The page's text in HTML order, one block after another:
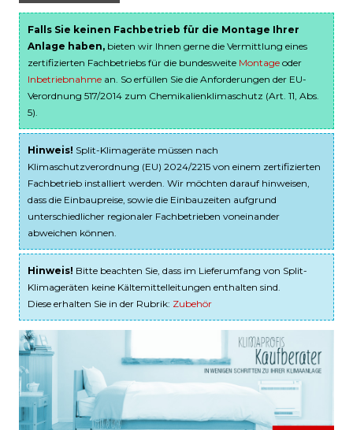
Falls Sie keinen Fachbetrieb für die Montage Ihrer
Anlage haben, bieten wir Ihnen gerne die Vermittlung eines
zertifizierten Fachbetriebs für die bundesweite Montage oder
Inbetriebnahme an. So erfüllen Sie die Anforderungen der EU-
Verordnung 517/2014 zum Chemikalienklimaschutz (Art. 11, Abs.
5).
Hinweis! Split-Klimageräte müssen nach
Klimaschutzverordnung (EU) 2024/2215 von einem zertifizierten
Fachbetrieb installiert werden. Wir möchten darauf hinweisen,
dass die Einbaupreise, sowie die Einbauzeiten aufgrund
unterschiedlicher regionaler Fachbetrieben voneinander
abweichen können.
Hinweis! Bitte beachten Sie, dass im Lieferumfang von Split-
Klimageräten keine Kältemittelleitungen enthalten sind.
Diese erhalten Sie in der Rubrik: Zubehör